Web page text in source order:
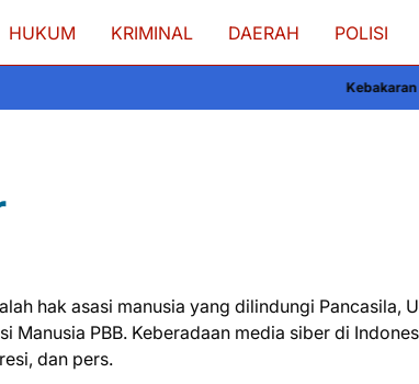
HUKUM KRIMINAL DAERAH POLISI
Kebakaran 3 Unit Rumah
hak asasi manusia yang dilindungi Pancasila,
Manusia PBB. Keberadaan media siber di
dan pers.